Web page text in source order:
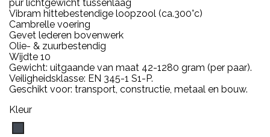
pur lichtgewicht tussenlaag
Vibram hittebestendige loopzool (ca.300°c)
Cambrelle voering
Gevet lederen bovenwerk
Olie- & zuurbestendig
Wijdte 10
Gewicht: uitgaande van maat 42-1280 gram (per paar).
Veiligheidsklasse: EN 345-1 S1-P.
Geschikt voor: transport, constructie, metaal en bouw.
Kleur